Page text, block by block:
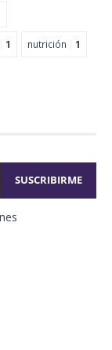
1 nutrición 1